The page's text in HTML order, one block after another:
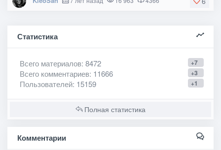
Статистика
+7
Всего материалов: 8472
+3
Всего комментариев: 11666
+1
Пользователей: 15159
Полная статистика
Комментарии